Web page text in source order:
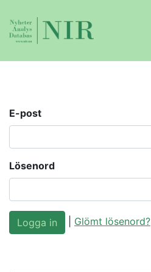
E-post
Lösenord
Glömt lösenord?